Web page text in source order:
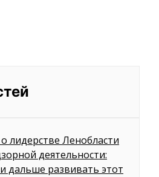
лидерстве Ленобласти
деятельности:
дальше развивать этот